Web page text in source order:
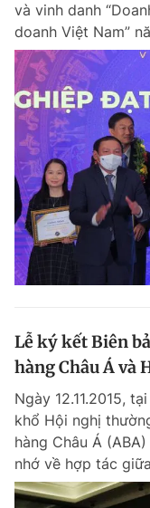
và vinh danh
doanh Việt Nam”
Lễ ký kết Biên
hàng Châu Á và
Ngày 12.11.2015,
khổ Hội nghị
hàng Châu Á
nhớ về hợp tác